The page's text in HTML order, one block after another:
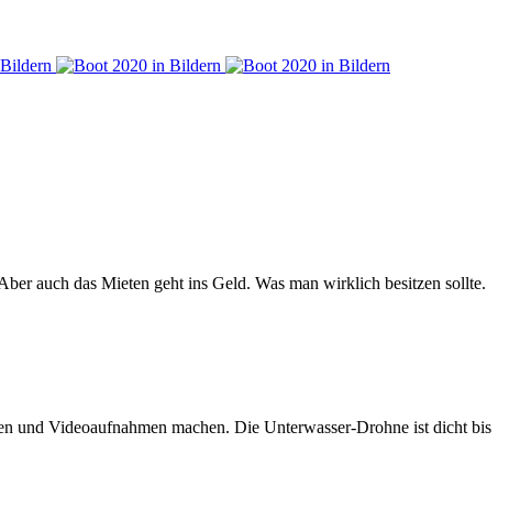
auch das Mieten geht ins Geld. Was man wirklich besitzen sollte.
und Videoaufnahmen machen. Die Unterwasser-Drohne ist dicht bis